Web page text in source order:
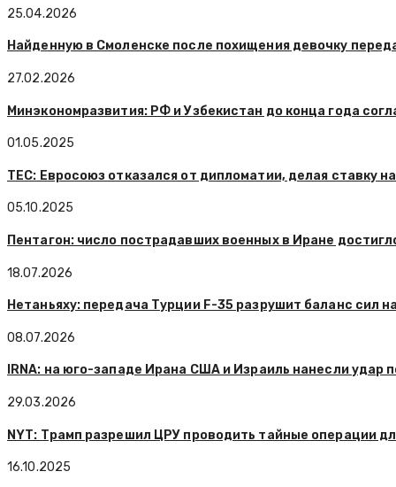
25.04.2026
Найденную в Смоленске после похищения девочку
27.02.2026
Минэкономразвития: РФ и Узбекистан до конца года
01.05.2025
TEC: Евросоюз отказался от дипломатии, делая ставку
05.10.2025
Пентагон: число пострадавших военных в Иране
18.07.2026
Нетаньяху: передача Турции F-35 разрушит баланс сил
08.07.2026
IRNA: на юго-западе Ирана США и Израиль нанесли удар
29.03.2026
NYT: Трамп разрешил ЦРУ проводить тайные операции
16.10.2025